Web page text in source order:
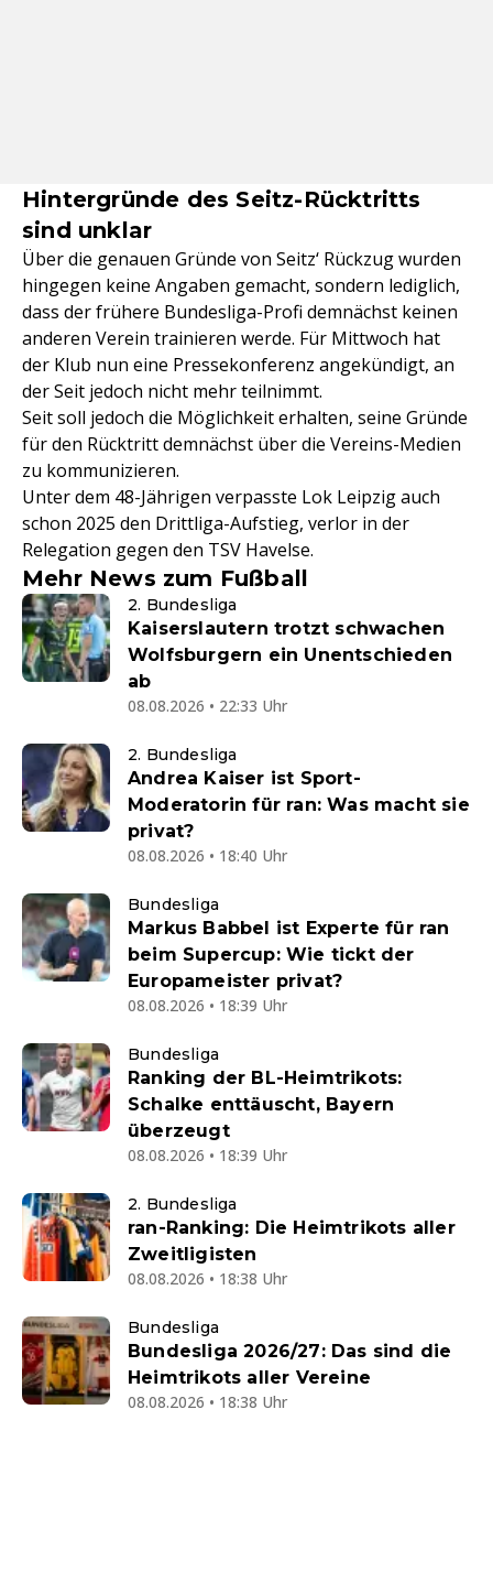
Hintergründe des Seitz-Rücktritts
sind unklar
Über die genauen Gründe von Seitz‘ Rückzug wurden
hingegen keine Angaben gemacht, sondern lediglich,
dass der frühere Bundesliga-Profi demnächst keinen
anderen Verein trainieren werde. Für Mittwoch hat
der Klub nun eine Pressekonferenz angekündigt, an
der Seit jedoch nicht mehr teilnimmt.
Seit soll jedoch die Möglichkeit erhalten, seine Gründe
für den Rücktritt demnächst über die Vereins-Medien
zu kommunizieren.
Unter dem 48-Jährigen verpasste Lok Leipzig auch
schon 2025 den Drittliga-Aufstieg, verlor in der
Relegation gegen den TSV Havelse.
Mehr News zum Fußball
2. Bundesliga
Kaiserslautern trotzt schwachen
Wolfsburgern ein Unentschieden
ab
08.08.2026 • 22:33 Uhr
2. Bundesliga
Andrea Kaiser ist Sport-
Moderatorin für ran: Was macht sie
privat?
08.08.2026 • 18:40 Uhr
Bundesliga
Markus Babbel ist Experte für ran
beim Supercup: Wie tickt der
Europameister privat?
08.08.2026 • 18:39 Uhr
Bundesliga
Ranking der BL-Heimtrikots:
Schalke enttäuscht, Bayern
überzeugt
08.08.2026 • 18:39 Uhr
2. Bundesliga
ran-Ranking: Die Heimtrikots aller
Zweitligisten
08.08.2026 • 18:38 Uhr
Bundesliga
Bundesliga 2026/27: Das sind die
Heimtrikots aller Vereine
08.08.2026 • 18:38 Uhr